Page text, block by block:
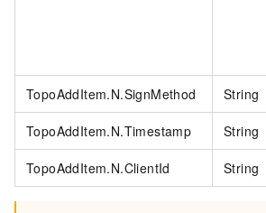
TopoAddItem.N.SignMethod String
TopoAddItem.N.Timestamp String
TopoAddItem.N.ClientId String